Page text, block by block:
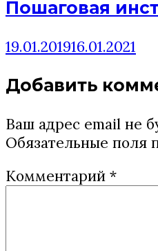
Пошаговая
19.01.201916.01.2021
Добавить
Ваш адрес email не
Обязательные поля
Комментарий *